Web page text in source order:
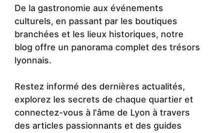
De la gastronomie aux événements
culturels, en passant par les boutiques
branchées et les lieux historiques, notre
blog offre un panorama complet des trésors
lyonnais.
Restez informé des dernières actualités,
explorez les secrets de chaque quartier et
connectez-vous à l'âme de Lyon à travers
des articles passionnants et des guides